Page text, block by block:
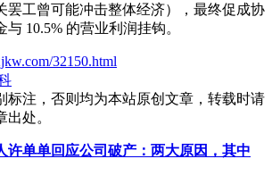
罢工曾可能冲击整体经济），最终促成协
10.5% 的营业利润挂钩。
32150.html
标注，否则均为本站原创文章，转载时请
处。
许单单回应公司破产：两大原因，其中